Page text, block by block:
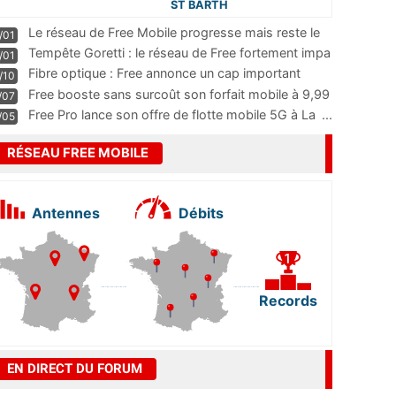
ST BARTH
Le réseau de Free Mobile progresse mais reste le
m
...
Tempête Goretti : le réseau de Free fortement impa
Fibre optique : Free annonce un cap important
pass
...
Free booste sans surcoût son forfait mobile à 9,99
Free Pro lance son offre de flotte mobile 5G à La ...
RÉSEAU FREE MOBILE
Antennes Débits
Records
EN DIRECT DU FORUM